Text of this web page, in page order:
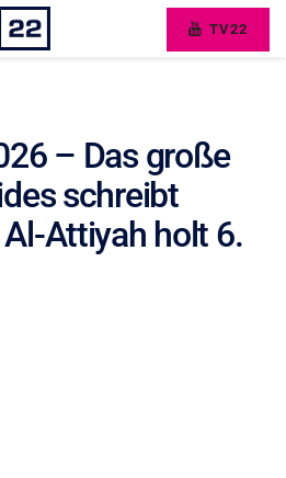
TV22
– Das große
schreibt
Attiyah holt 6.